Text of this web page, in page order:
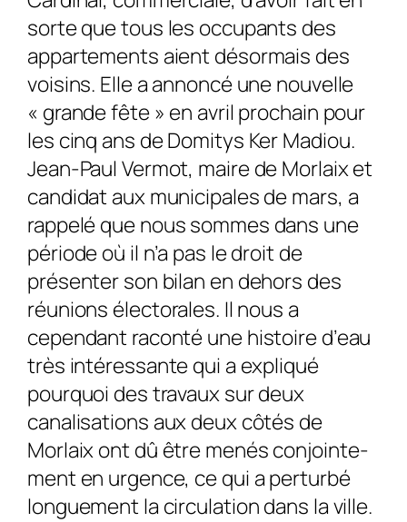
sorte que tous les occupants des
appartements aient désormais des
voisins. Elle a annoncé une nouvelle
« grande fête » en avril prochain pour
les cinq ans de Domitys Ker Madiou.
Jean-Paul Vermot, maire de Morlaix et
candidat aux municipales de mars, a
rappelé que nous sommes dans une
période où il n’a pas le droit de
présenter son bilan en dehors des
réunions élec­torales. Il nous a
cependant raconté une histoire d’eau
très inté­ressante qui a expliqué
pourquoi des travaux sur deux
canalisa­tions aux deux côtés de
Morlaix ont dû être menés conjoin­te­
ment en urgence, ce qui a perturbé
longuement la circulation dans la ville.